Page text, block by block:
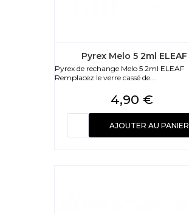
Pyrex Melo 5 2ml ELEAF
Pyrex de rechange Melo 5 2ml ELEAF
Remplacez le verre cassé de...
Prix
4,90 €
AJOUTER AU PANIER